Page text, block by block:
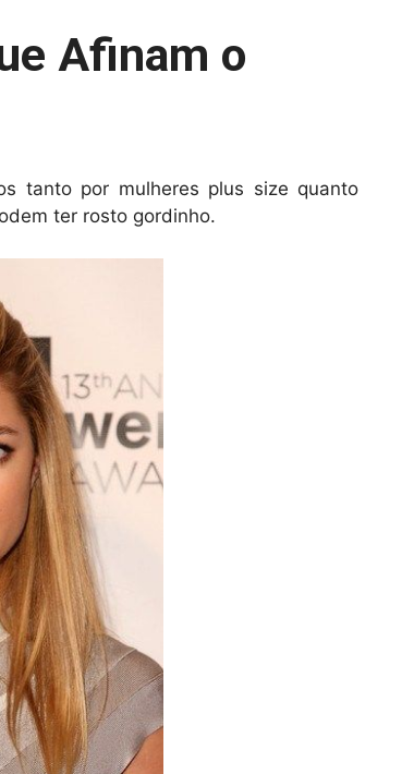
Afinam o
tanto por mulheres plus size quanto
ter rosto gordinho.